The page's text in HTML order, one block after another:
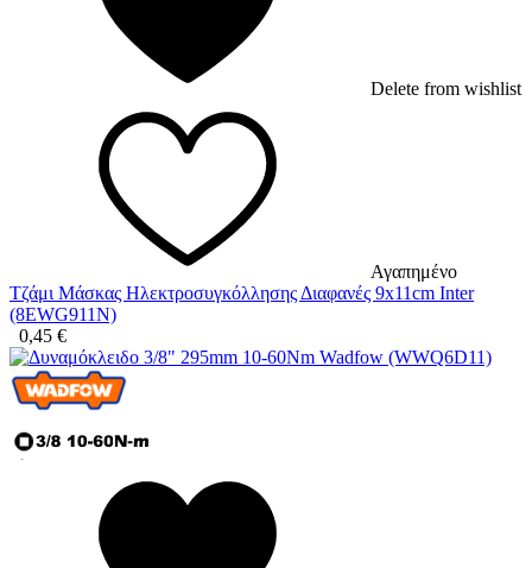
Delete from wishlist
Αγαπημένο
Τζάμι Μάσκας Ηλεκτροσυγκόλλησης Διαφανές 9x11cm Inter
(8EWG911N)
0,45 €